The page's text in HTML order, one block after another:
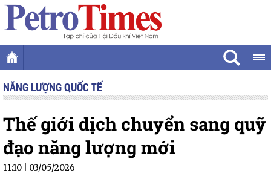
NĂNG LƯỢNG QUỐC TẾ
Thế giới dịch chuyển sang quỹ
đạo năng lượng mới
11:10 | 03/05/2026